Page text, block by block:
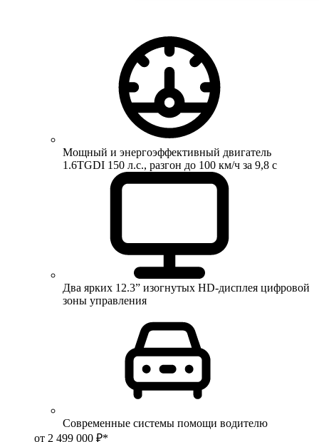
Мощный и энергоэффективный двигатель
1.6TGDI 150 л.с., разгон до 100 км/ч за 9,8 с
Два ярких 12.3” изогнутых HD-дисплея цифровой
зоны управления
Современные системы помощи водителю
от 2 499 000 ₽*